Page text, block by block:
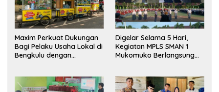
Maxim Perkuat Dukungan
Bagi Pelaku Usaha Lokal di
Bengkulu dengan
Pasar
Digelar Selama 5 Hari,
Kegiatan MPLS SMAN 1
Mukomuko Berlangsung